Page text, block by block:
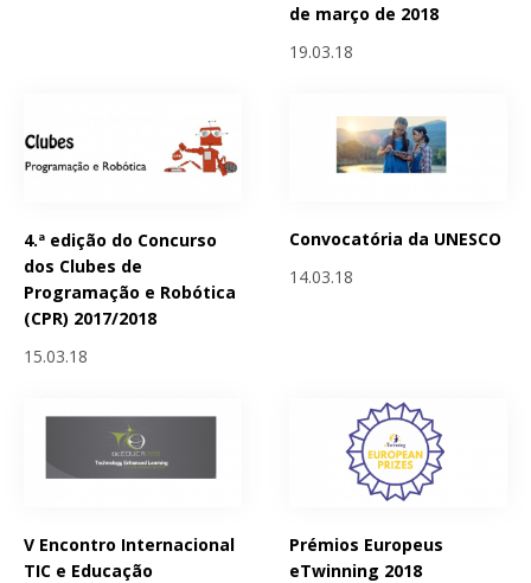
de março de 2018
19.03.18
4.ª edição do Concurso
dos Clubes de
Programação e Robótica
(CPR) 2017/2018
15.03.18
Convocatória da UNESCO
14.03.18
V Encontro Internacional
TIC e Educação
Prémios Europeus
eTwinning 2018